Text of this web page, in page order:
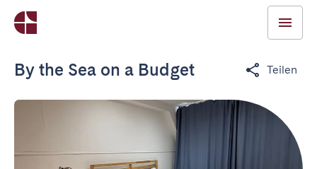
By the Sea on a Budget Teilen